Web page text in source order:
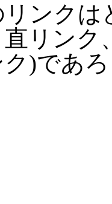
ンクは
リンク
)であ